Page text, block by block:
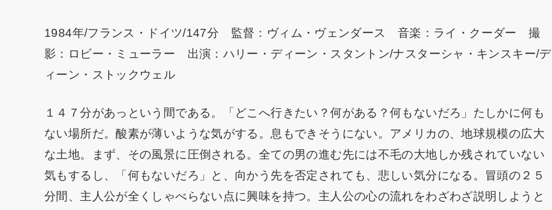
1984年/フランス・ドイツ/147分 監督：ヴィム・ヴェンダース 音楽：ライ・クーダー 撮
影：ロビー・ミューラー 出演：ハリー・ディーン・スタントン/ナスターシャ・キンスキー/デ
ィーン・ストックウェル
１４７分があっという間である。「どこへ行きたい？何がある？何もないだろ」たしかに何も
ない場所だ。酸素が薄いような気がする。息もできそうにない。アメリカの、地球規模の広大
な土地。まず、その風景に圧倒される。全ての男の進む先には不毛の大地しか残されていない
気もするし、「何もないだろ」と、向かう先を否定されても、悲しい気分になる。冒頭の２５
分間、主人公が全くしゃべらない点に興味を持つ。主人公の心の流れをわざわざ説明しようと